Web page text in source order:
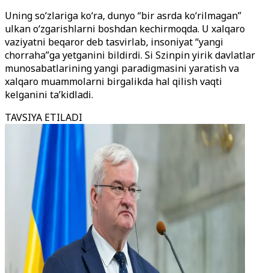
Uning so‘zlariga ko‘ra, dunyo “bir asrda ko‘rilmagan”
ulkan o‘zgarishlarni boshdan kechirmoqda. U xalqaro
vaziyatni beqaror deb tasvirlab, insoniyat “yangi
chorraha”ga yetganini bildirdi. Si Szinpin yirik davlatlar
munosabatlarining yangi paradigmasini yaratish va
xalqaro muammolarni birgalikda hal qilish vaqti
kelganini ta’kidladi.
TAVSIYA ETILADI